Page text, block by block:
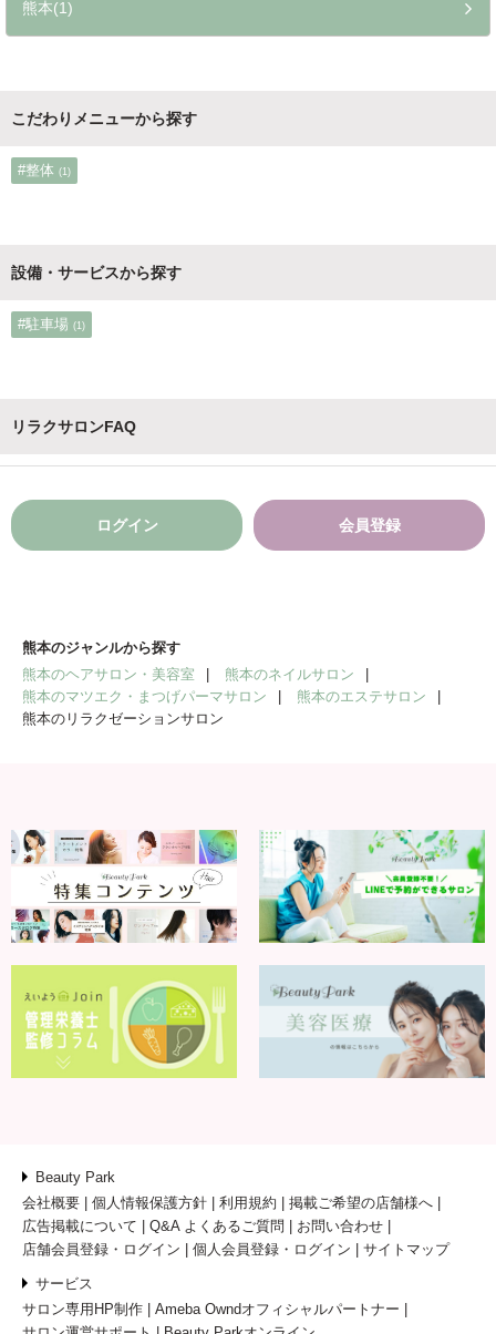
熊本(1)
こだわりメニューから探す
#整体 (1)
設備・サービスから探す
#駐車場 (1)
リラクサロンFAQ
ログイン 会員登録
熊本のジャンルから探す
熊本のヘアサロン・美容室
熊本のネイルサロン
熊本のマツエク・まつげパーマサロン
熊本のエステサロン
熊本のリラクゼーションサロン
Beauty Park
会社概要
個人情報保護方針 利用規約
掲載ご希望の店舗様へ
広告掲載について
Q&A よくあるご質問
お問い合わせ
店舗会員登録・ログイン
個人会員登録・ログイン サイトマップ
サービス
サロン専用HP制作
Ameba Owndオフィシャルパートナー